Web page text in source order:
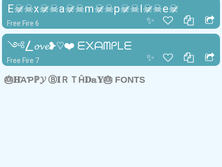
✨
Free Fire 6
E☠̷☠x☠̷☠a☠̷☠m☠̷☠p☠̷☠l☠̷☠e☠̷
✨
Free Fire 7
༺⎳𝓸𝓿𝓮❥♡❤️ ᗴ᙭ᗩᗰᑭᒪᗴ
🎂𝐇ΆƤℙ𝓨 Ⓑ𝐈ＲＴĤ𝐃𝕒𝐘🎂 FONTS